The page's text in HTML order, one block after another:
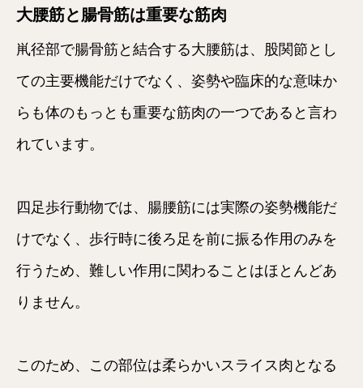
大腰筋と腸骨筋は重要な筋肉
鼡径部で腸骨筋と結合する大腰筋は、股関節とし
ての主要機能だけでなく、姿勢や臨床的な意味か
らも体のもっとも重要な筋肉の一つであると言わ
れています。
四足歩行動物では、腸腰筋には実際の姿勢機能だ
けでなく、歩行時に後ろ足を前に振る作用のみを
行うため、難しい作用に関わることはほとんどあ
りません。
このため、この部位は柔らかいスライス肉となる